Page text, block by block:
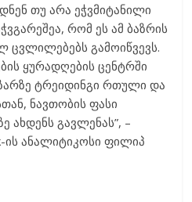
თუ არა ეჭვმიტანილი
რომ ეს ამ ბაზრის
ცვლილებებს გამოიწვევს.
ყურადღების ცენტრში
ტრეიდინგი რთული და
ნავთობის ფასი
ახდენს გავლენას”, –
ის ანალიტიკოსი ფილიპ